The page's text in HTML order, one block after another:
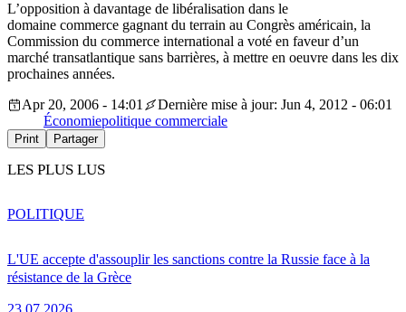
L’opposition à davantage de libéralisation dans le
domaine commerce gagnant du terrain au Congrès américain, la
Commission du commerce international a voté en faveur d’un
marché transatlantique sans barrières, à mettre en oeuvre dans les dix
prochaines années.
Apr 20, 2006 - 14:01
Dernière mise à jour: Jun 4, 2012 - 06:01
Économiepolitique commerciale
Print Partager
LES PLUS LUS
L'UE accepte d'assouplir les sanctions contre la Russie face à la
résistance de la Grèce
23.07.2026
POLITIQUE